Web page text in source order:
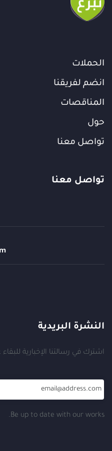
الحملات
انضم لفريقنا
المناقصات
حول
تواصل معنا
تواصل معنا
النشرة البريدية
اشترك في رسالتنا الإخبارية
Be up to date with our works.